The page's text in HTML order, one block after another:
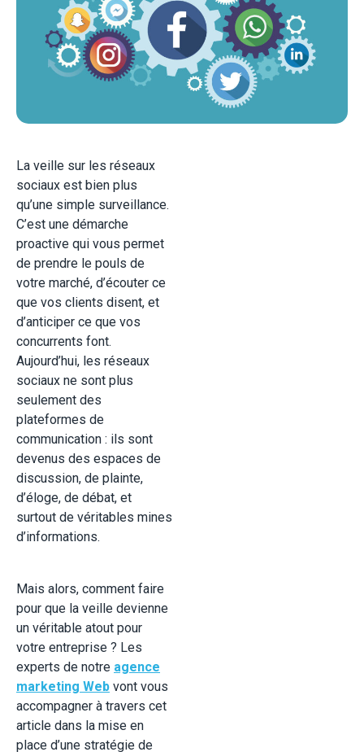
La veille sur les réseaux
sociaux est bien plus
qu’une simple surveillance.
C’est une démarche
proactive qui vous permet
de prendre le pouls de
votre marché, d’écouter ce
que vos clients disent, et
d’anticiper ce que vos
concurrents font.
Aujourd’hui, les réseaux
sociaux ne sont plus
seulement des
plateformes de
communication : ils sont
devenus des espaces de
discussion, de plainte,
d’éloge, de débat, et
surtout de véritables mines
d’informations.
Mais alors, comment faire
pour que la veille devienne
un véritable atout pour
votre entreprise ? Les
experts de notre agence
marketing Web vont vous
accompagner à travers cet
article dans la mise en
place d’une stratégie de